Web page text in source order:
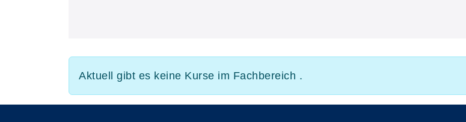
Aktuell gibt es keine Kurse im Fachbereich .